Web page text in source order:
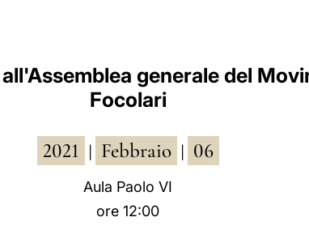
generale del
Focolari
2021 Febbraio 06
Aula Paolo VI
ore 12:00